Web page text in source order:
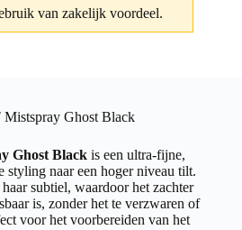
van zakelijk voordeel.
Ghost Black
Ghost Black is een ultra-fijne,
styling naar een hoger niveau tilt.
subtiel, waardoor het zachter
is, zonder het te verzwaren of
voor het voorbereiden van het